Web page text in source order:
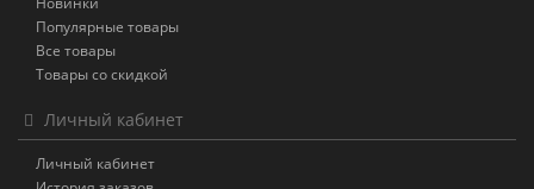
Популярные товары
Все товары
Товары со скидкой
Личный кабинет
Личный кабинет